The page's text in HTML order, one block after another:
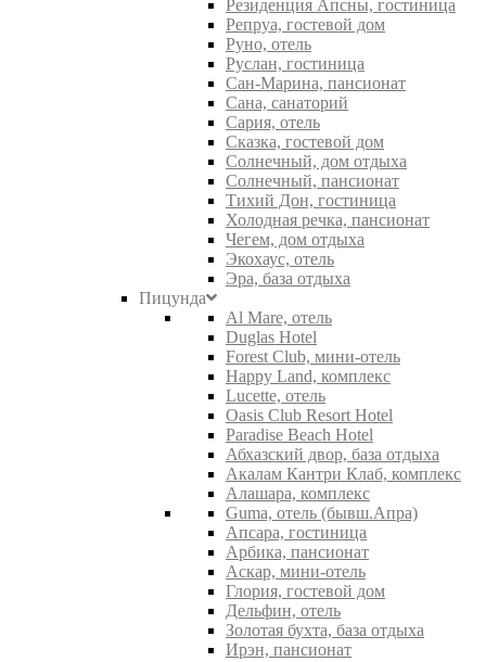
Резиденция Апсны, гостиница
Репруа, гостевой дом
Руно, отель
Руслан, гостиница
Сан-Марина, пансионат
Сана, санаторий
Сария, отель
Сказка, гостевой дом
Солнечный, дом отдыха
Солнечный, пансионат
Тихий Дон, гостиница
Холодная речка, пансионат
Чегем, дом отдыха
Экохаус, отель
Эра, база отдыха
Пицунда
Al Mare, отель
Duglas Hotel
Forest Club, мини-отель
Happy Land, комплекс
Lucette, отель
Oasis Club Resort Hotel
Paradise Beach Hotel
Абхазский двор, база отдыха
Акалам Кантри Клаб, комплекс
Алашара, комплекс
Guma, отель (бывш.Апра)
Апсара, гостиница
Арбика, пансионат
Аскар, мини-отель
Глория, гостевой дом
Дельфин, отель
Золотая бухта, база отдыха
Ирэн, пансионат